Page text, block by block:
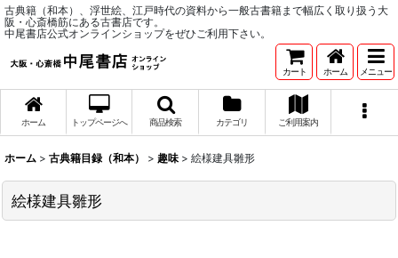
古典籍（和本）、浮世絵、江戸時代の資料から一般古書籍まで幅広く取り扱う大
阪・心斎橋筋にある古書店です。
中尾書店公式オンラインショップをぜひご利用下さい。
カート ホーム メニュー
ホーム トップページへ 商品検索 カテゴリ ご利用案内
ホーム > 古典籍目録（和本） > 趣味 > 絵様建具雛形
絵様建具雛形